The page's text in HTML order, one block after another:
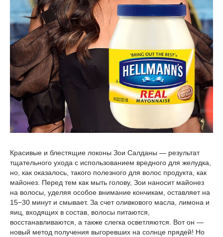
Красивые и блестящие локоны Зои Салданы — результат
тщательного ухода с использованием вредного для желудка,
но, как оказалось, такого полезного для волос продукта, как
майонез. Перед тем как мыть голову, Зои наносит майонез
на волосы, уделяя особое внимание кончикам, оставляет на
15−30 минут и смывает. За счет оливкового масла, лимона и
яиц, входящих в состав, волосы питаются,
восстанавливаются, а также слегка осветляются. Вот он —
новый метод получения выгоревших на солнце прядей! Но